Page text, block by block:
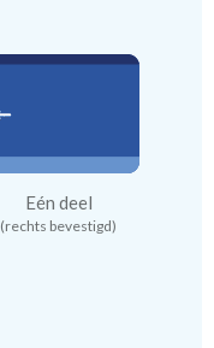
Eén deel
(rechts bevestigd)